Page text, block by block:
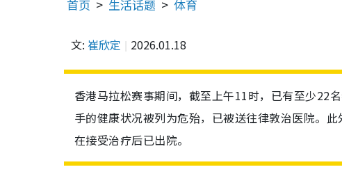
首页 生活话题 体育
文: 崔欣定 2026.01.18
香港马拉松赛事期间，截至上午11时，已有至少22
手的健康状况被列为危殆，已被送往律敦治医院。
在接受治疗后已出院。